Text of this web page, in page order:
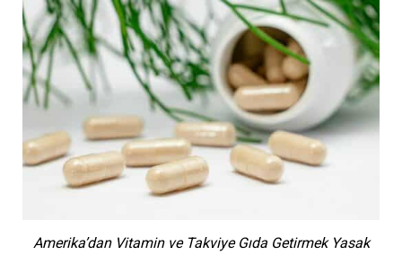
Amerika’dan Vitamin ve Takviye Gıda Getirmek Yasak